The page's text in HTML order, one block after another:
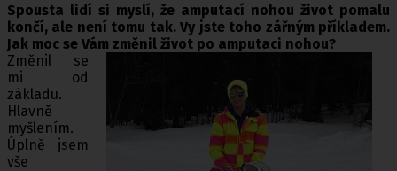
Spousta lidí si myslí, že amputací nohou život pomalu
končí, ale není tomu tak. Vy jste toho zářným příkladem.
Jak moc se Vám změnil život po amputaci nohou?
Změnil se
mi od
základu.
Hlavně
myšlením.
Úplně jsem
vše